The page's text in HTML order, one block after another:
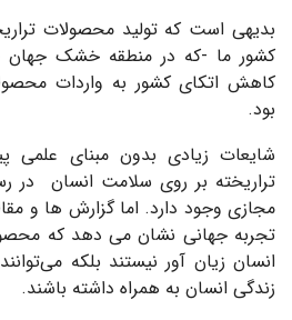
بدیهی است که تولید محصولات
کشور ما -که در منطقه خشک جهان
کاهش اتکای کشور به واردات
بود.
شایعات زیادی بدون مبنای علمی
تراریخته بر روی سلامت انسان در
مجازی وجود دارد. اما گزارش ها و
تجربه جهانی نشان می دهد که
انسان زیان آور نیستند بلکه
زندگی انسان به همراه داشته باشند.